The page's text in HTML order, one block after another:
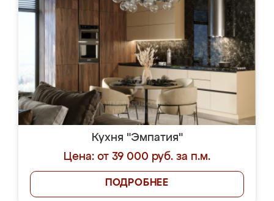
Кухня "Эмпатия"
Цена: от 39 000 руб. за п.м.
ПОДРОБНЕЕ